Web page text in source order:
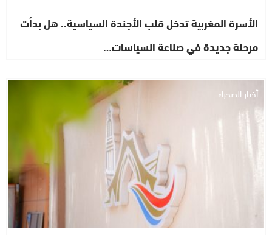
الأسرة المغربية تدخل قلب الأجندة السياسية.. هل بدأت
مرحلة جديدة في صناعة السياسات…
أخبار الصحراء